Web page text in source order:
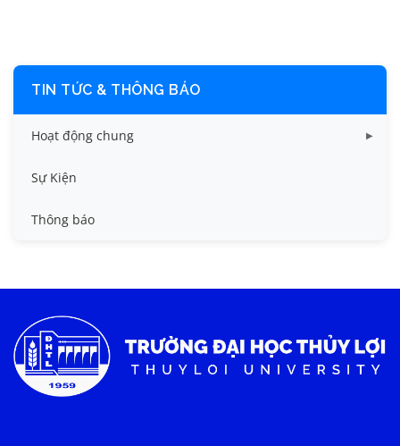
TIN TỨC & THÔNG BÁO
Hoạt động chung
Tin công tác sinh viên
Tin đào tạo
Tin tức chung
Sự Kiện
Thông báo